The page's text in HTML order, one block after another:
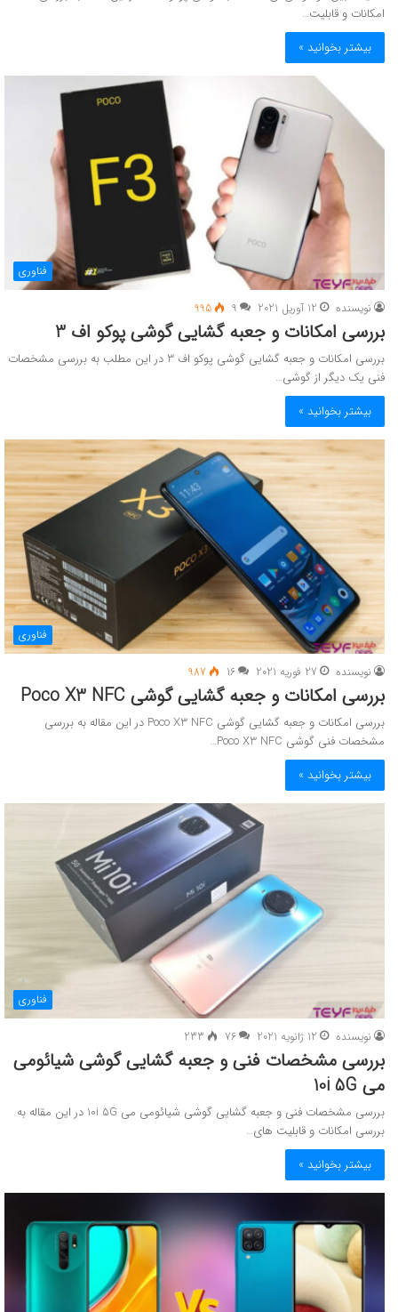
امکانات و قابلیت…
بیشتر بخوانید »
فناوری
نویسنده 12 آوریل 2021 9
995
بررسی امکانات و جعبه گشایی گوشی پوکو اف 3
بررسی امکانات و جعبه گشایی گوشی پوکو اف 3 در این مطلب به بررسی مشخصات
فنی یک دیگر از گوشی…
بیشتر بخوانید »
فناوری
نویسنده 27 فوریه 2021 16
987
بررسی امکانات و جعبه گشایی گوشی Poco X3 NFC
بررسی امکانات و جعبه گشایی گوشی Poco X3 NFC در این مقاله به بررسی
مشخصات فنی گوشی Poco X3 NFC…
بیشتر بخوانید »
فناوری
نویسنده 12 ژانویه 2021 76
233
بررسی مشخصات فنی و جعبه گشایی گوشی شیائومی
می 10i 5G
بررسی مشخصات فنی و جعبه گشایی گوشی شیائومی می 10i 5G در این مقاله به
بررسی امکانات و قابلیت های…
بیشتر بخوانید »